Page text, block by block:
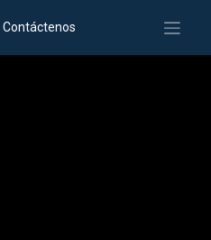
Contáctenos